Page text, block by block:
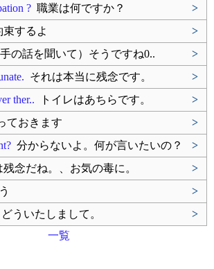
? 職業は何ですか？
>
束するよ
>
の話を聞いて）そうですね0..
>
それは本当に残念です。
>
ther.. トイレはあちらです。
>
ておきます
>
分からないよ。何が言いたいの？
>
残念だね。、お気の毒に。
>
>
どういたしまして。
>
一覧